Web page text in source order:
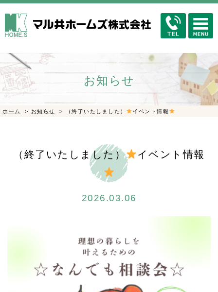
お知らせ
ホーム > お知らせ > （終了いたしました） イベント情報
（終了いたしました） イベント情報
2026.03.06